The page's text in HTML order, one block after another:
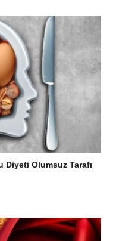
Diyeti Olumsuz Tarafı